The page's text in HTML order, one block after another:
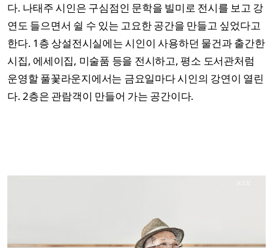
다. 나태주 시인은 구심점인 문학을 빌미로 전시를 보고 강
연도 들으면서 쉴 수 있는 고요한 공간을 만들고 싶었다고
한다. 1층 상설전시실에는 시인이 사용하던 물건과 출간한
시집, 에세이집, 미술품 등을 전시하고, 평소 도서관처럼
운영할 풀꽃라운지에서는 금요일마다 시인의 강연이 열린
다. 2층은 관람객이 만들어 가는 공간이다.